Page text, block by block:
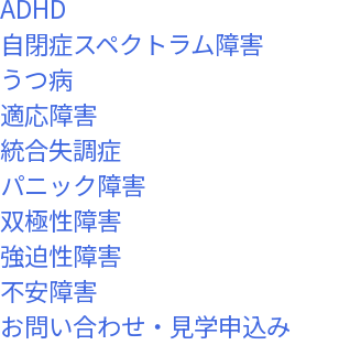
ADHD
自閉症スペクトラム障害
うつ病
適応障害
統合失調症
パニック障害
双極性障害
強迫性障害
不安障害
お問い合わせ・見学申込み